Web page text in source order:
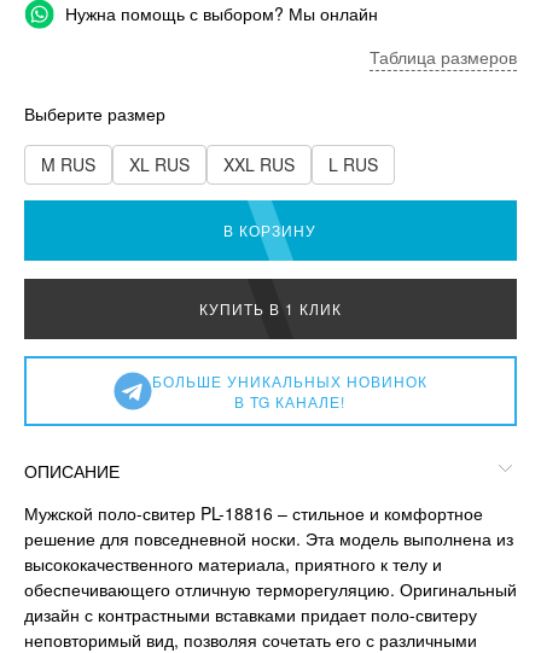
Нужна помощь с выбором? Мы онлайн
Таблица размеров
Выберите размер
M RUS XL RUS XXL RUS L RUS
В КОРЗИНУ
КУПИТЬ В 1 КЛИК
БОЛЬШЕ УНИКАЛЬНЫХ НОВИНОК
В TG КАНАЛЕ!
ОПИСАНИЕ
Мужской поло-свитер PL-18816 – стильное и комфортное
решение для повседневной носки. Эта модель выполнена из
высококачественного материала, приятного к телу и
обеспечивающего отличную терморегуляцию. Оригинальный
дизайн с контрастными вставками придает поло-свитеру
неповторимый вид, позволяя сочетать его с различными